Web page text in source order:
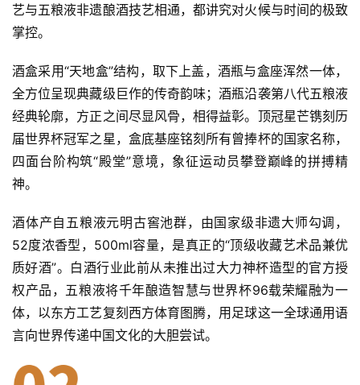
艺与五粮液非遗酿酒技艺相通，都讲究对火候与时间的极致
掌控。
酒盒采用“天地盒”结构，取下上盖，酒瓶与盒座浑然一体，
全方位呈现典藏级巨作的传奇韵味；酒瓶沿袭第八代五粮液
经典轮廓，方正之间尽显风骨，相得益彰。顶冠星芒镌刻历
届世界杯冠军之星，盒底基座铭刻所有曾捧杯的国家名称，
四面台阶构筑“殿堂”意境，象征运动员攀登巅峰的拼搏精
神。
酒体产自五粮液元明古窖池群，由国家级非遗大师勾调，
52度浓香型，500ml容量，是真正的“顶级收藏艺术品兼优
质好酒”。白酒行业此前从未推出过大力神杯造型的官方授
权产品，五粮液将千年酿造智慧与世界杯96载荣耀融为一
体，以东方工艺复刻西方体育图腾，用足球这一全球通用语
言向世界传递中国文化的大胆尝试。